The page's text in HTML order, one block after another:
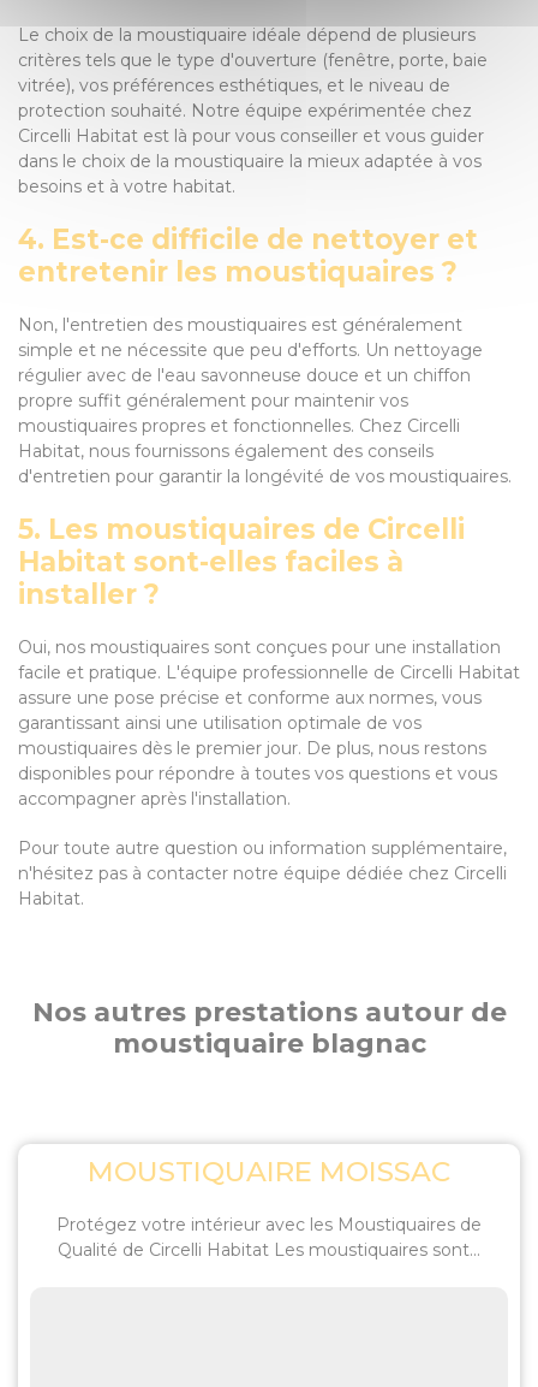
Le choix de la moustiquaire idéale dépend de plusieurs
critères tels que le type d'ouverture (fenêtre, porte, baie
vitrée), vos préférences esthétiques, et le niveau de
protection souhaité. Notre équipe expérimentée chez
Circelli Habitat est là pour vous conseiller et vous guider
dans le choix de la moustiquaire la mieux adaptée à vos
besoins et à votre habitat.
4. Est-ce difficile de nettoyer et
entretenir les moustiquaires ?
Non, l'entretien des moustiquaires est généralement
simple et ne nécessite que peu d'efforts. Un nettoyage
régulier avec de l'eau savonneuse douce et un chiffon
propre suffit généralement pour maintenir vos
moustiquaires propres et fonctionnelles. Chez Circelli
Habitat, nous fournissons également des conseils
d'entretien pour garantir la longévité de vos moustiquaires.
5. Les moustiquaires de Circelli
Habitat sont-elles faciles à
installer ?
Oui, nos moustiquaires sont conçues pour une installation
facile et pratique. L'équipe professionnelle de Circelli Habitat
assure une pose précise et conforme aux normes, vous
garantissant ainsi une utilisation optimale de vos
moustiquaires dès le premier jour. De plus, nous restons
disponibles pour répondre à toutes vos questions et vous
accompagner après l'installation.
Pour toute autre question ou information supplémentaire,
n'hésitez pas à contacter notre équipe dédiée chez Circelli
Habitat.
Nos autres prestations autour de
moustiquaire blagnac
MOUSTIQUAIRE MOISSAC
Protégez votre intérieur avec les Moustiquaires de
Qualité de Circelli Habitat Les moustiquaires sont...